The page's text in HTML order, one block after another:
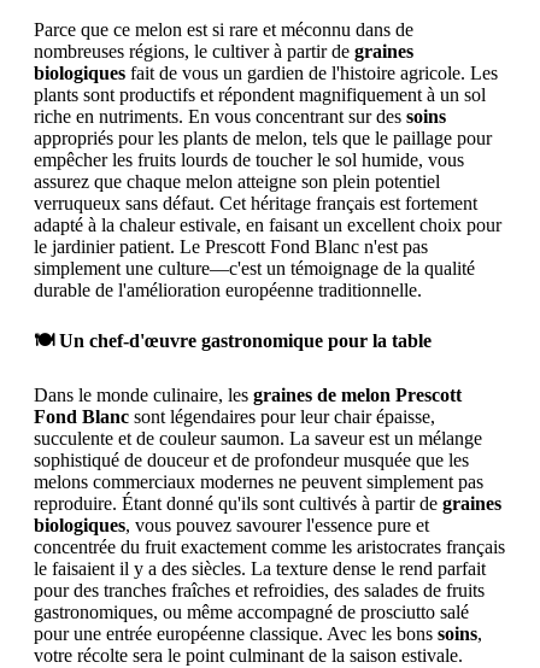
Parce que ce melon est si rare et méconnu dans de
nombreuses régions, le cultiver à partir de graines
biologiques fait de vous un gardien de l'histoire agricole. Les
plants sont productifs et répondent magnifiquement à un sol
riche en nutriments. En vous concentrant sur des soins
appropriés pour les plants de melon, tels que le paillage pour
empêcher les fruits lourds de toucher le sol humide, vous
assurez que chaque melon atteigne son plein potentiel
verruqueux sans défaut. Cet héritage français est fortement
adapté à la chaleur estivale, en faisant un excellent choix pour
le jardinier patient. Le Prescott Fond Blanc n'est pas
simplement une culture—c'est un témoignage de la qualité
durable de l'amélioration européenne traditionnelle.
🍽️ Un chef-d'œuvre gastronomique pour la table
Dans le monde culinaire, les graines de melon Prescott
Fond Blanc sont légendaires pour leur chair épaisse,
succulente et de couleur saumon. La saveur est un mélange
sophistiqué de douceur et de profondeur musquée que les
melons commerciaux modernes ne peuvent simplement pas
reproduire. Étant donné qu'ils sont cultivés à partir de graines
biologiques, vous pouvez savourer l'essence pure et
concentrée du fruit exactement comme les aristocrates français
le faisaient il y a des siècles. La texture dense le rend parfait
pour des tranches fraîches et refroidies, des salades de fruits
gastronomiques, ou même accompagné de prosciutto salé
pour une entrée européenne classique. Avec les bons soins,
votre récolte sera le point culminant de la saison estivale.